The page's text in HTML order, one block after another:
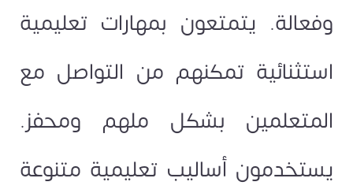
وفعالة. يتمتعون بمهارات تعليمية
استثنائية تمكنهم من التواصل مع
المتعلمين بشكل ملهم ومحفز.
يستخدمون أساليب تعليمية متنوعة